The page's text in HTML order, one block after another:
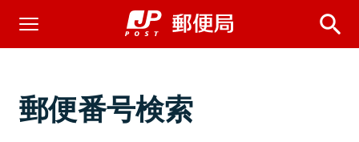
郵便番号検索